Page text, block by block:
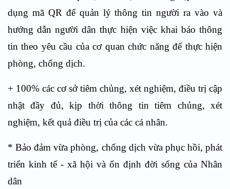
dụng mã QR để quản lý thông tin người ra vào và
hướng dẫn người dân thực hiện việc khai báo thông
tin theo yêu cầu của cơ quan chức năng để thực hiện
phòng, chống dịch.
+ 100% các cơ sở tiêm chủng, xét nghiệm, điều trị cập
nhật đầy đủ, kịp thời thông tin tiêm chủng, xét
nghiệm, kết quả điều trị của các cá nhân.
* Bảo đảm vừa phòng, chống dịch vừa phục hồi, phát
triển kinh tế - xã hội và ổn định đời sống của Nhân
dân